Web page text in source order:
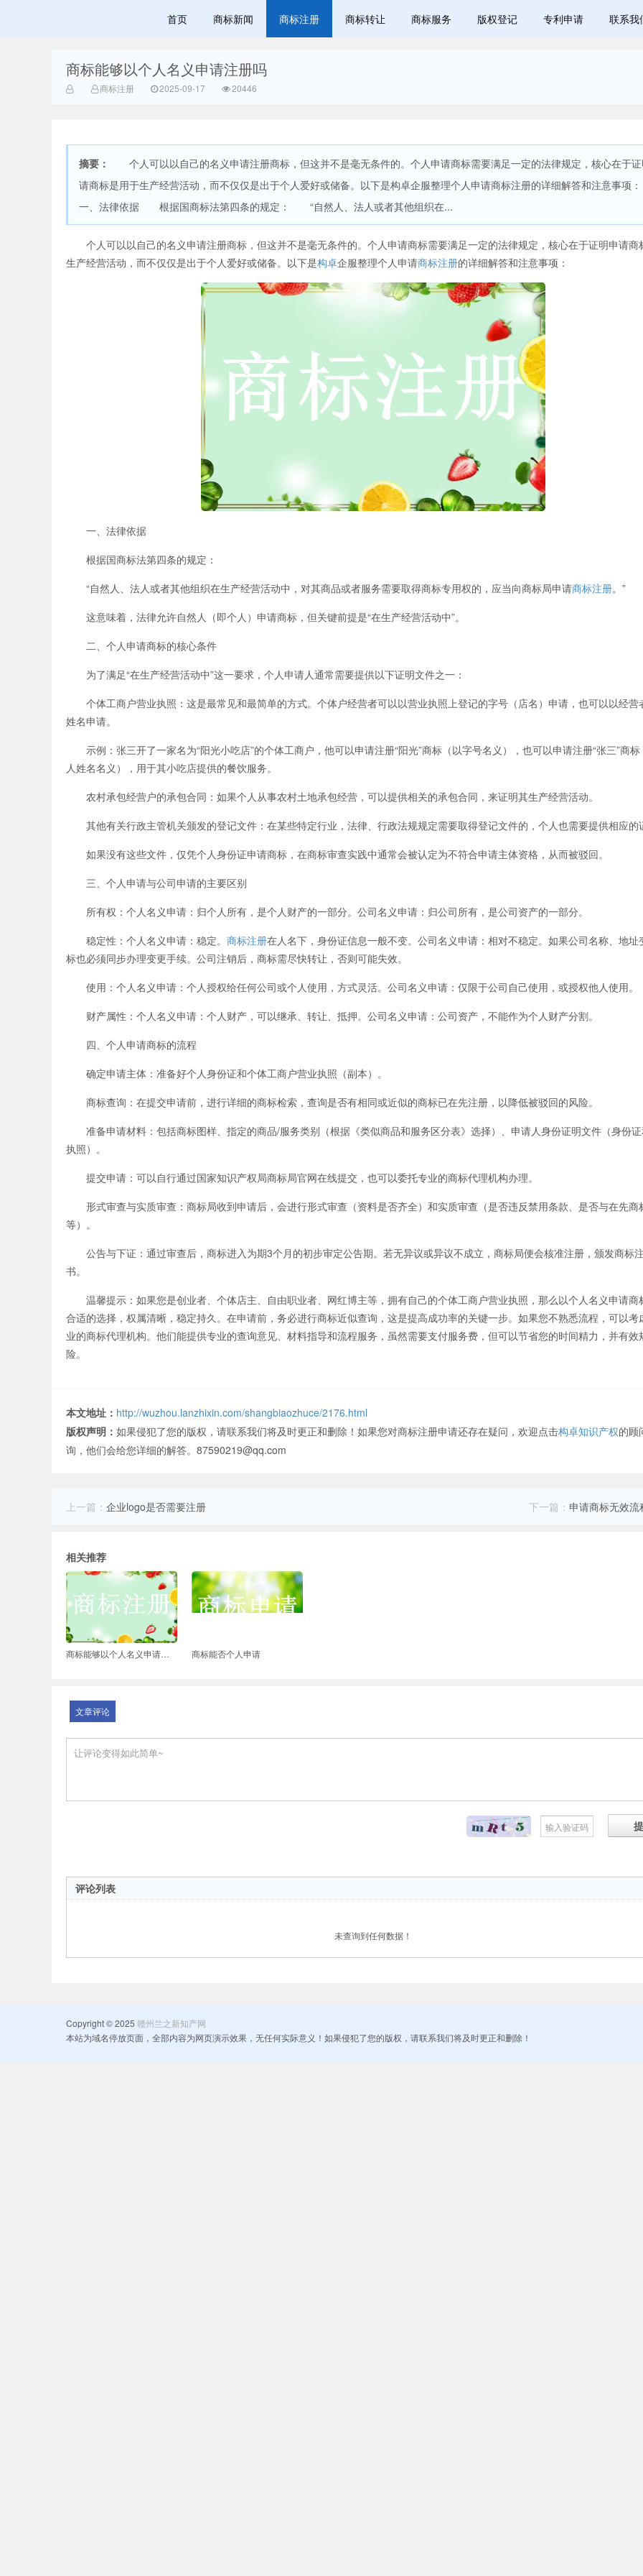
赣州兰之新知
产网
首页 商标新闻 商标注册 商标转让 商标服务 版权登记 专利申请 联系我
商标能够以个人名义申请注册吗
商标注册 2025-09-17 20446
摘要：
个人可以以自己的名义申请注册商标，但这并不是毫无条件的。个人申请商标需要满足一定的法律规定，核心在于
请商标是用于生产经营活动，而不仅仅是出于个人爱好或储备。以下是构卓企服整理个人申请商标注册的详细解答和注意
一、法律依据 根据国商标法第四条的规定： “自然人、法人或者其他组织在...
个人可以以自己的名义申请注册商标，但这并不是毫无条件的。个人申请商标需要满足一定的法律规定，核心在于证明申请商
生产经营活动，而不仅仅是出于个人爱好或储备。以下是构卓企服整理个人申请商标注册的详细解答和注意事项：
一、法律依据
根据国商标法第四条的规定：
“自然人、法人或者其他组织在生产经营活动中，对其商品或者服务需要取得商标专用权的，应当向商标局申请商标注册。”
这意味着，法律允许自然人（即个人）申请商标，但关键前提是“在生产经营活动中”。
二、个人申请商标的核心条件
为了满足“在生产经营活动中”这一要求，个人申请人通常需要提供以下证明文件之一：
个体工商户营业执照：这是最常见和最简单的方式。个体户经营者可以以营业执照上登记的字号（店名）申请，也可以以经营
姓名申请。
示例：张三开了一家名为“阳光小吃店”的个体工商户，他可以申请注册“阳光”商标（以字号名义），也可以申请注册“张三”商标
人姓名名义），用于其小吃店提供的餐饮服务。
农村承包经营户的承包合同：如果个人从事农村土地承包经营，可以提供相关的承包合同，来证明其生产经营活动。
其他有关行政主管机关颁发的登记文件：在某些特定行业，法律、行政法规规定需要取得登记文件的，个人也需要提供相应的
如果没有这些文件，仅凭个人身份证申请商标，在商标审查实践中通常会被认定为不符合申请主体资格，从而被驳回。
三、个人申请与公司申请的主要区别
所有权：个人名义申请：归个人所有，是个人财产的一部分。公司名义申请：归公司所有，是公司资产的一部分。
稳定性：个人名义申请：稳定。 商标注册在人名下，身份证信息一般不变。公司名义申请：相对不稳定。如果公司名称、地址
标也必须同步办理变更手续。公司注销后，商标需尽快转让，否则可能失效。
使用：个人名义申请：个人授权给任何公司或个人使用，方式灵活。公司名义申请：仅限于公司自己使用，或授权他人使用。
财产属性：个人名义申请：个人财产，可以继承、转让、抵押。公司名义申请：公司资产，不能作为个人财产分割。
四、个人申请商标的流程
确定申请主体：准备好个人身份证和个体工商户营业执照（副本）。
商标查询：在提交申请前，进行详细的商标检索，查询是否有相同或近似的商标已在先注册，以降低被驳回的风险。
准备申请材料：包括商标图样、指定的商品/服务类别（根据《类似商品和服务区分表》选择）、申请人身份证明文件（身份
执照）。
提交申请：可以自行通过国家知识产权局商标局官网在线提交，也可以委托专业的商标代理机构办理。
形式审查与实质审查：商标局收到申请后，会进行形式审查（资料是否齐全）和实质审查（是否违反禁用条款、是否与在先商
等）。
公告与下证：通过审查后，商标进入为期3个月的初步审定公告期。若无异议或异议不成立，商标局便会核准注册，颁发商标
书。
温馨提示：如果您是创业者、个体店主、自由职业者、网红博主等，拥有自己的个体工商户营业执照，那么以个人名义申请商
合适的选择，权属清晰，稳定持久。在申请前，务必进行商标近似查询，这是提高成功率的关键一步。如果您不熟悉流程，可以考
业的商标代理机构。他们能提供专业的查询意见、材料指导和流程服务，虽然需要支付服务费，但可以节省您的时间精力，并有效
险。
本文地址： http://wuzhou.lanzhixin.com/shangbiaozhuce/2176.html
版权声明： 如果侵犯了您的版权，请联系我们将及时更正和删除！如果您对商标注册申请还存在疑问，欢迎点击构卓知识产权的顾
询，他们会给您详细的解答。87590219@qq.com
上一篇： 企业logo是否需要注册 下一篇： 申请商标无效流
相关推荐
商标能够以个人名义申请注册吗 商标能否个人申请
文章评论
评论列表
未查询到任何数据！
Copyright © 2025 赣州兰之新知产网
本站为域名停放页面，全部内容为网页演示效果，无任何实际意义！如果侵犯了您的版权，请联系我们将及时更正和删除！